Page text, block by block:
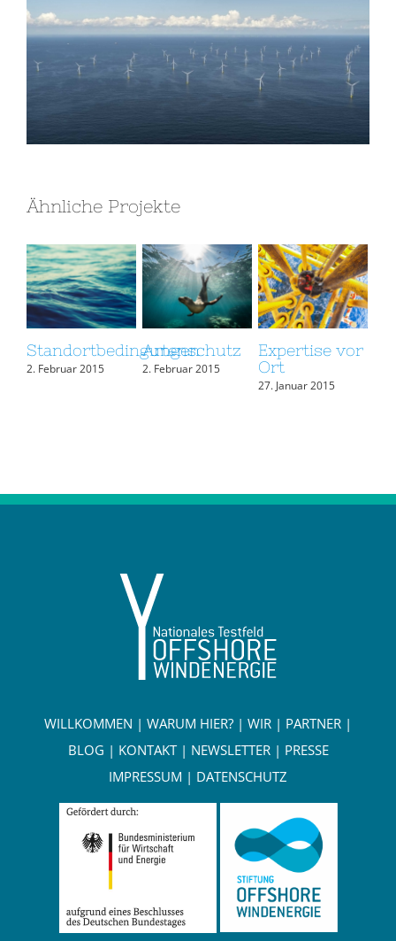
Ähnliche Projekte
Standortbedingungen
2. Februar 2015
Artenschutz
2. Februar 2015
Expertise vor
Ort
27. Januar 2015
WILLKOMMEN | WARUM HIER? | WIR | PARTNER |
BLOG | KONTAKT| NEWSLETTER| PRESSE
IMPRESSUM | DATENSCHUTZ